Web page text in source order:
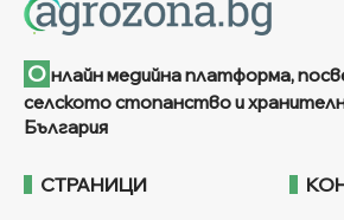
О нлайн медийна платформа,
селското стопанство и
България
СТРАНИЦИ